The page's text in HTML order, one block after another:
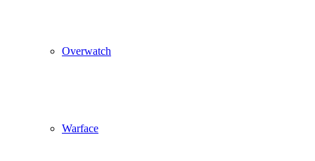
Overwatch
Warface